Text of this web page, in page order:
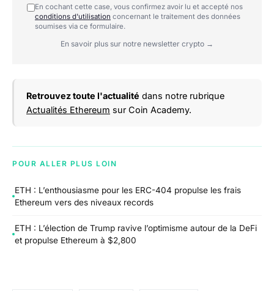
En cochant cette case, vous confirmez avoir lu et accepté nos
conditions d'utilisation concernant le traitement des données
soumises via ce formulaire.
En savoir plus sur notre newsletter crypto →
Retrouvez toute l'actualité dans notre rubrique
Actualités Ethereum sur Coin Academy.
POUR ALLER PLUS LOIN
ETH : L’enthousiasme pour les ERC-404 propulse les frais
Ethereum vers des niveaux records
ETH : L’élection de Trump ravive l’optimisme autour de la DeFi
et propulse Ethereum à $2,800